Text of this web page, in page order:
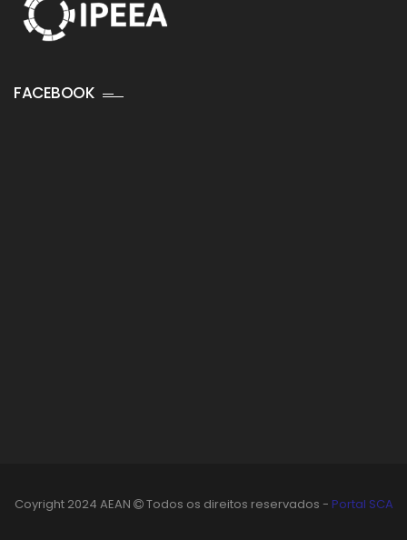
FACEBOOK
Coyright 2024 AEAN Todos os direitos reservados - Portal SCA